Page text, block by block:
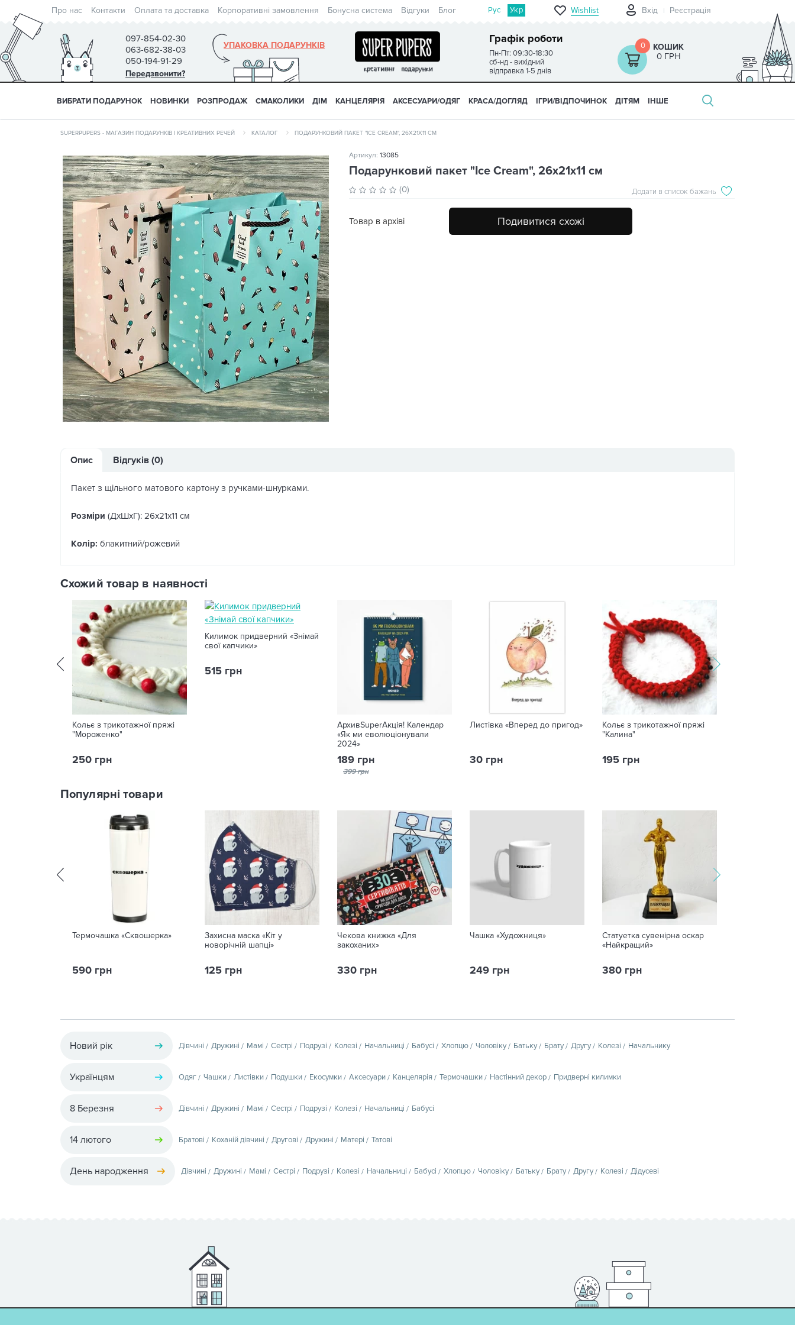
Про нас Контакти Оплата та доставка Корпоративні замовлення Бонусна система Відгуки Блог Рус Укр Wishlist Вхід Реєстрація
097-854-02-30
063-682-38-03
050-194-91-29
Передзвонити?
Графік роботи
Пн-Пт: 09:30-18:30
сб-нд - вихідний
відправка 1-5 днів
УПАКОВКА ПОДАРУНКІВ 0 КОШИК
0 ГРН
ВИБРАТИ ПОДАРУНОК НОВИНКИ РОЗПРОДАЖ СМАКОЛИКИ ДІМ КАНЦЕЛЯРІЯ АКСЕСУАРИ/ОДЯГ КРАСА/ДОГЛЯД ІГРИ/ВІДПОЧИНОК ДІТЯМ ІНШЕ
SUPERPUPERS - МАГАЗИН ПОДАРУНКІВ І КРЕАТИВНИХ РЕЧЕЙ КАТАЛОГ ПОДАРУНКОВИЙ ПАКЕТ "ICE CREAM", 26Х21Х11 СМ
Артикул: 13085
Подарунковий пакет "Ice Cream", 26х21х11 см
(0) Додати в список бажань
Товар в архіві Подивитися схожі
Опис Відгуків (0)
Пакет з щільного матового картону з ручками-шнурками.
Розміри (ДхШхГ): 26х21х11 см
Колір: блакитний/рожевий
Схожий товар в наявності
Кольє з трикотажної пряжі
"Мороженко"
250 грн
Килимок придверний «Знімай
свої капчики»
515 грн
АрхивSuperАкція! Календар
«Як ми еволюціонували
2024»
189 грн
399 грн
Листівка «Вперед до пригод»
30 грн
Кольє з трикотажної пряжі
"Калина"
195 грн
Популярні товари
Термочашка «Сквошерка»
590 грн
Захисна маска «Кіт у
новорічній шапці»
125 грн
Чекова книжка «Для
закоханих»
330 грн
Чашка «Художниця»
249 грн
Статуетка сувенірна оскар
«Найкращий»
380 грн
Новий рік Дівчині Дружині Мамі Сестрі Подрузі Колезі Начальниці Бабусі Хлопцю Чоловіку Батьку Брату Другу Колезі Начальнику
Українцям Одяг Чашки Листівки Подушки Екосумки Аксесуари Канцелярія Термочашки Настінний декор Придверні килимки
8 Березня Дівчині Дружині Мамі Сестрі Подрузі Колезі Начальниці Бабусі
14 лютого Братові Коханій дівчині Другові Дружині Матері Татові
День народження Дівчині Дружині Мамі Сестрі Подрузі Колезі Начальниці Бабусі Хлопцю Чоловіку Батьку Брату Другу Колезі Дідусеві